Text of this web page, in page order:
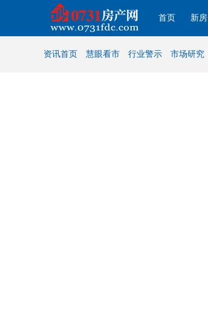
首页 新房
资讯首页 慧眼看市 行业警示 市场研究